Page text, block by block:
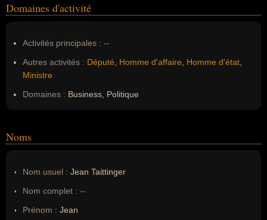
Domaines d'activité
Activités principales : --
Autres activités : Député Homme d'affaire Homme d'état
Ministre
Domaines : Business, Politique
Noms
Nom usuel : Jean Taittinger
Nom complet : --
Prénom : Jean